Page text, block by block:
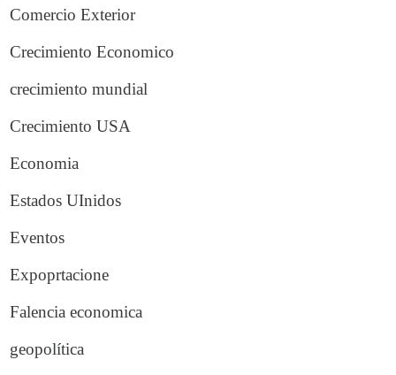
Comercio Exterior
Crecimiento Economico
crecimiento mundial
Crecimiento USA
Economia
Estados UInidos
Eventos
Expoprtacione
Falencia economica
geopolítica